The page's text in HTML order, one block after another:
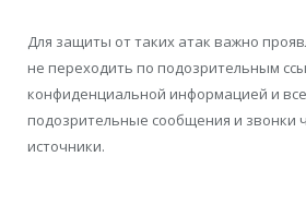
Для защиты от таких атак важно
не переходить по подозрительным
конфиденциальной информацией и
подозрительные сообщения и звонки
источники.